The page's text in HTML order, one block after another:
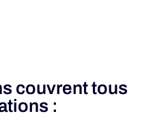
couvrent tous
: